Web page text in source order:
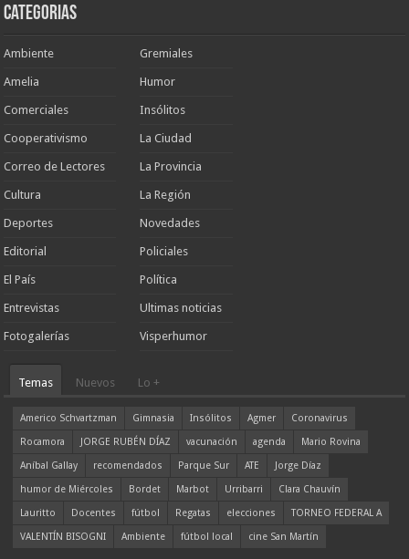
Categorias
Ambiente
Amelia
Comerciales
Cooperativismo
Correo de Lectores
Cultura
Deportes
Editorial
El País
Entrevistas
Fotogalerías
Gremiales
Humor
Insólitos
La Ciudad
La Provincia
La Región
Novedades
Policiales
Política
Ultimas noticias
Visperhumor
Temas Nuevos Lo +
Americo Schvartzman Gimnasia Insólitos Agmer
Coronavirus
Rocamora
JORGE RUBÉN DÍAZ vacunación agenda
Mario Rovina
Aníbal Gallay
recomendados Parque Sur ATE
Jorge Díaz
humor de Miércoles
Bordet Marbot Urribarri
Clara Chauvín
Lauritto
Docentes fútbol Regatas elecciones
TORNEO FEDERAL A
VALENTÍN BISOGNI
Ambiente fútbol local cine San Martín